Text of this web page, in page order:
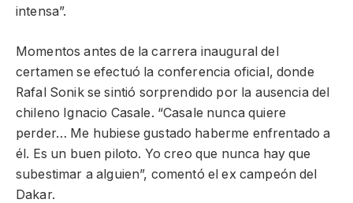
intensa”.
Momentos antes de la carrera inaugural del
certamen se efectuó la conferencia oficial, donde
Rafal Sonik se sintió sorprendido por la ausencia del
chileno Ignacio Casale. “Casale nunca quiere
perder… Me hubiese gustado haberme enfrentado a
él. Es un buen piloto. Yo creo que nunca hay que
subestimar a alguien”, comentó el ex campeón del
Dakar.